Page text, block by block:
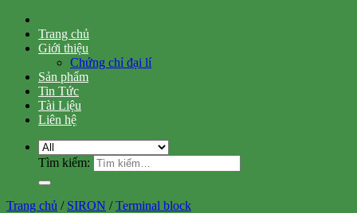
Trang chủ
Giới thiệu
Chứng chỉ đại lí
Sản phẩm
Tin Tức
Tài Liệu
Liên hệ
Tìm kiếm:
Trang chủ / SIRON / Terminal block